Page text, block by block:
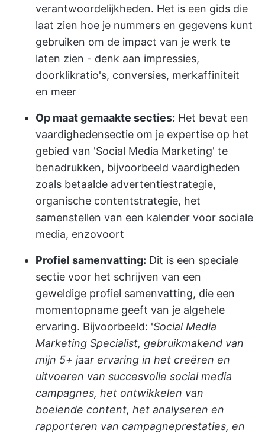
verantwoordelijkheden. Het is een gids die
laat zien hoe je nummers en gegevens kunt
gebruiken om de impact van je werk te
laten zien - denk aan impressies,
doorklikratio's, conversies, merkaffiniteit
en meer
Op maat gemaakte secties: Het bevat een
vaardighedensectie om je expertise op het
gebied van 'Social Media Marketing' te
benadrukken, bijvoorbeeld vaardigheden
zoals betaalde advertentiestrategie,
organische contentstrategie, het
samenstellen van een kalender voor sociale
media, enzovoort
Profiel samenvatting: Dit is een speciale
sectie voor het schrijven van een
geweldige profiel samenvatting, die een
momentopname geeft van je algehele
ervaring. Bijvoorbeeld: 'Social Media
Marketing Specialist, gebruikmakend van
mijn 5+ jaar ervaring in het creëren en
uitvoeren van succesvolle social media
campagnes, het ontwikkelen van
boeiende content, het analyseren en
rapporteren van campagneprestaties, en